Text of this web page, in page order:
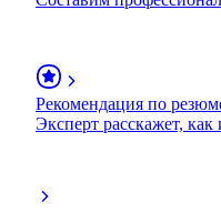
Рекомендация по
Эксперт расскажет, как